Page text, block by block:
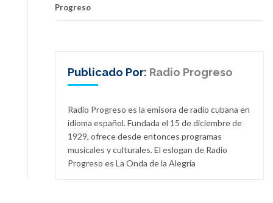
Progreso
Publicado Por: Radio Progreso
Radio Progreso es la emisora de radio cubana en
idioma español. Fundada el 15 de diciembre de
1929, ofrece desde entonces programas
musicales y culturales. El eslogan de Radio
Progreso es La Onda de la Alegría